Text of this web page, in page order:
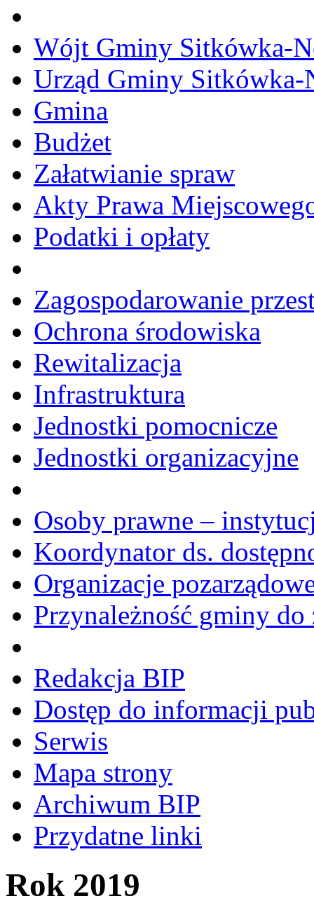
Wójt Gminy Sitkówka-
Urząd Gminy
Gmina
Budżet
Załatwianie spraw
Akty Prawa
Podatki i opłaty
Zagospodarowanie
Ochrona środowiska
Rewitalizacja
Infrastruktura
Jednostki pomocnicze
Jednostki organizacyjne
Osoby prawne –
Koordynator ds.
Organizacje
Przynależność gminy
Redakcja BIP
Dostęp do informacji
Serwis
Mapa strony
Archiwum BIP
Przydatne linki
Rok 2019